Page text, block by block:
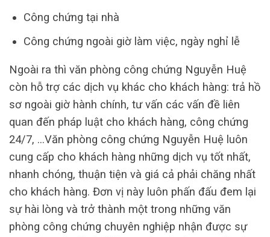
Công chứng tại nhà
Công chứng ngoài giờ làm việc, ngày nghỉ lễ
Ngoài ra thì văn phòng công chứng Nguyễn Huệ
còn hỗ trợ các dịch vụ khác cho khách hàng: trả hồ
sơ ngoài giờ hành chính, tư vấn các vấn đề liên
quan đến pháp luật cho khách hàng, công chứng
24/7, …Văn phòng công chứng Nguyễn Huệ luôn
cung cấp cho khách hàng những dịch vụ tốt nhất,
nhanh chóng, thuận tiện và giá cả phải chăng nhất
cho khách hàng. Đơn vị này luôn phấn đấu đem lại
sự hài lòng và trở thành một trong những văn
phòng công chứng chuyên nghiệp nhận được sự